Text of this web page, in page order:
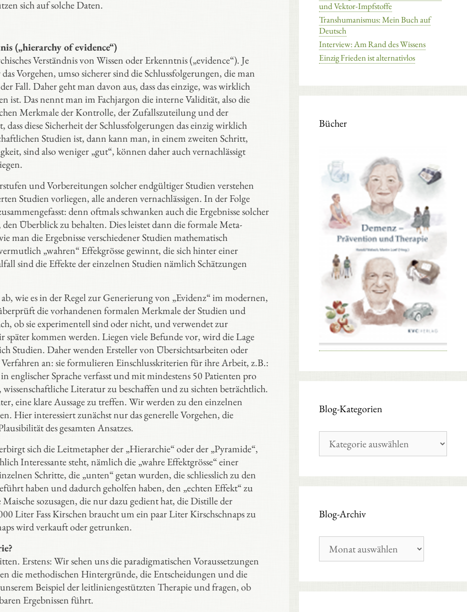
sich auf solche Daten.
(„hierarchy of evidence“)
Verständnis von Wissen oder Erkenntnis („evidence“). Je
Vorgehen, umso sicherer sind die Schlussfolgerungen, die man
Fall. Daher geht man davon aus, dass das einzige, was wirklich
ist. Das nennt man im Fachjargon die interne Validität, also die
Merkmale der Kontrolle, der Zufallszuteilung und der
diese Sicherheit der Schlussfolgerungen das einzig wirklich
Studien ist, dann kann man, in einem zweiten Schritt,
sind also weniger „gut“, können daher auch vernachlässigt
und Vorbereitungen solcher endgültiger Studien verstehen
Studien vorliegen, alle anderen vernachlässigen. In der Folge
denn oftmals schwanken auch die Ergebnisse solcher
Überblick zu behalten. Dies leistet dann die formale Meta-
man die Ergebnisse verschiedener Studien mathematisch
„wahren“ Effekgrösse gewinnt, die sich hinter einer
sind die Effekte der einzelnen Studien nämlich Schätzungen
wie es in der Regel zur Generierung von „Evidenz“ im modernen,
die vorhandenen formalen Merkmale der Studien und
ob sie experimentell sind oder nicht, und verwendet zur
kommen werden. Liegen viele Befunde vor, wird die Lage
Studien. Daher wenden Ersteller von Übersichtsarbeiten oder
an: sie formulieren Einschlusskriterien für ihre Arbeit, z.B.:
englischer Sprache verfasst und mit mindestens 50 Patienten pro
Literatur zu beschaffen und zu sichten beträchtlich.
eine klare Aussage zu treffen. Wir werden zu den einzelnen
Hier interessiert zunächst nur das generelle Vorgehen, die
des gesamten Ansatzes.
sich die Leitmetapher der „Hierarchie“ oder der „Pyramide“,
Interessante steht, nämlich die „wahre Effektgrösse“ einer
Schritte, die „unten“ getan wurden, die schliesslich zu den
haben und dadurch geholfen haben, den „echten Effekt“ zu
sozusagen, die nur dazu gedient hat, die Distille der
Liter Fass Kirschen braucht um ein paar Liter Kirschschnaps zu
wird verkauft oder getrunken.
Erstens: Wir sehen uns die paradigmatischen Voraussetzungen
die methodischen Hintergründe, die Entscheidungen und die
Beispiel der leitliniengestützten Therapie und fragen, ob
Ergebnissen führt.
und Vektor-Impfstoffe
Transhumanismus: Mein Buch auf
Deutsch
Interview: Am Rand des Wissens
Einzig Frieden ist alternativlos
Bücher
Blog-Kategorien
Kategorien
Blog-Archiv
Archiv